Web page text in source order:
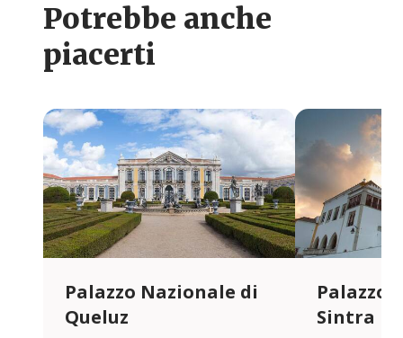
Potrebbe anche
piacerti
Palazzo Nazionale di
Queluz
Palazzo
Sintra